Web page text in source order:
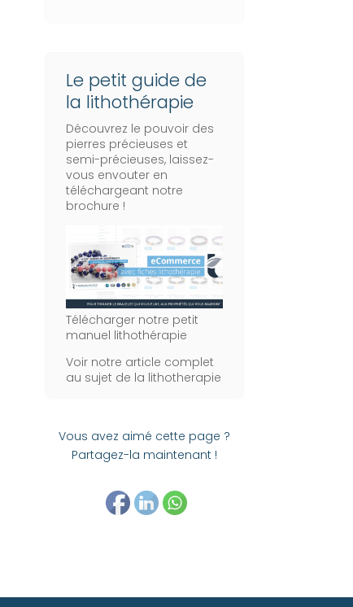
Le petit guide de
la lithothérapie
Découvrez le pouvoir des
pierres précieuses et
semi-précieuses, laissez-
vous envouter en
téléchargeant notre
brochure !
Télécharger notre petit
manuel lithothérapie
Voir notre article complet
au sujet de la lithotherapie
Vous avez aimé cette page ?
Partagez-la maintenant !